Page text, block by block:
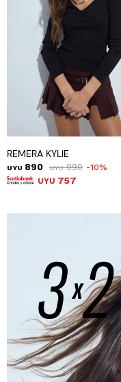
REMERA KYLIE
UYU 890 UYU 990 10
UYU 757